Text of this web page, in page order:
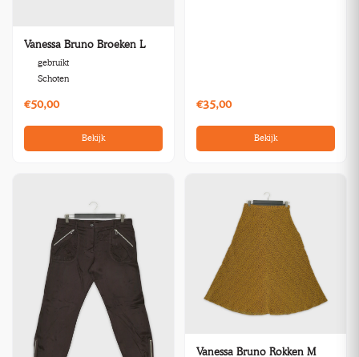
Vanessa Bruno Broeken L
gebruikt
Schoten
€50,00
Bekijk
€35,00
Bekijk
Vanessa Bruno Rokken M